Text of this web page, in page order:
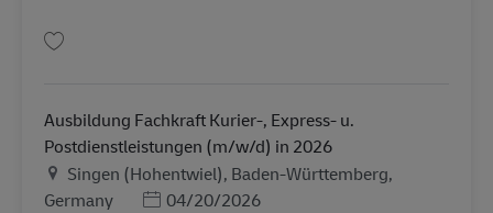
Ausbildung Fachkraft Kurier-, Express- u.
Postdienstleistungen (m/w/d) in 2026
Địa điểm
Singen (Hohentwiel), Baden-Württemberg,
Germany
Posted Date
04/20/2026